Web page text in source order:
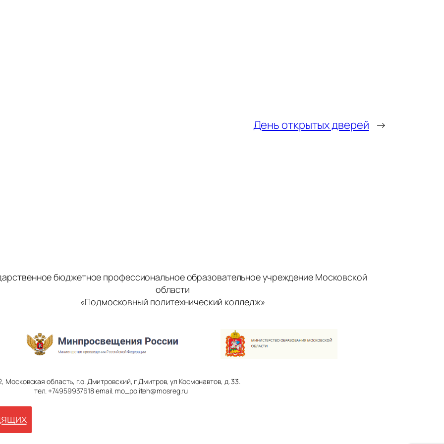
День открытых дверей →
бюджетное профессиональное образовательное учреждение Московской
области
«Подмосковный политехнический колледж»
Московская область, г.о. Дмитровский, г Дмитров, ул Космонавтов, д. 33.
тел. +74959937618 email. mo_politeh@mosreg.ru